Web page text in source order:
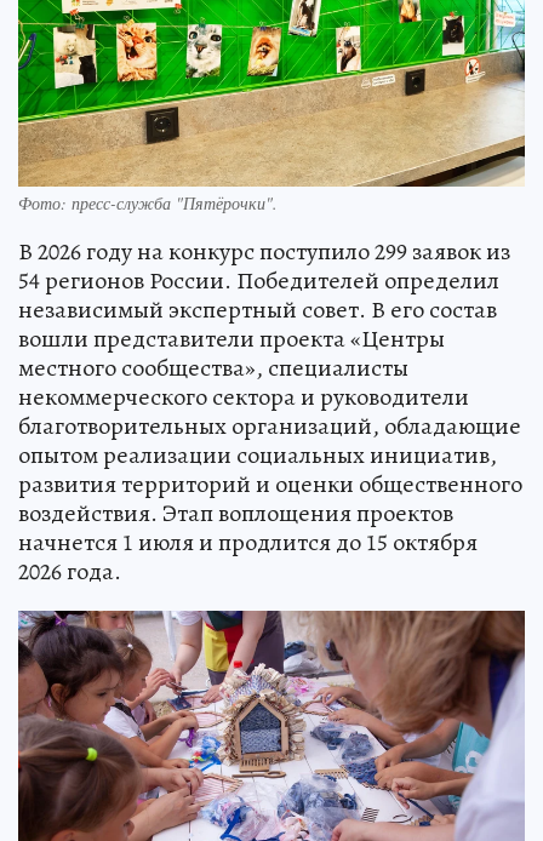
Фото: пресс-служба "Пятёрочки".
В 2026 году на конкурс поступило 299 заявок из
54 регионов России. Победителей определил
независимый экспертный совет. В его состав
вошли представители проекта «Центры
местного сообщества», специалисты
некоммерческого сектора и руководители
благотворительных организаций, обладающие
опытом реализации социальных инициатив,
развития территорий и оценки общественного
воздействия. Этап воплощения проектов
начнется 1 июля и продлится до 15 октября
2026 года.